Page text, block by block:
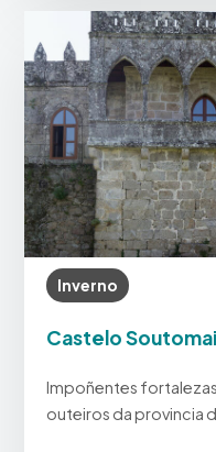
Inverno
Castelo
Impoñentes
outeiros da provincia